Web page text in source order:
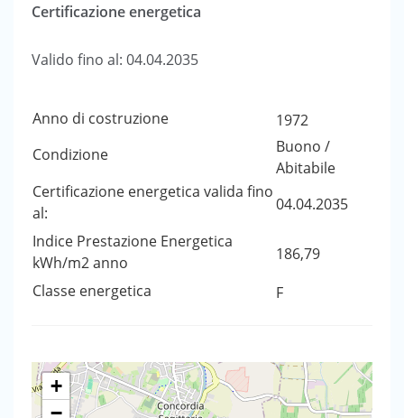
Certificazione energetica
Valido fino al: 04.04.2035
Anno di costruzione
1972
Condizione
Buono /
Abitabile
Certificazione energetica valida fino
al:
04.04.2035
Indice Prestazione Energetica
kWh/m2 anno
186,79
Classe energetica
F
+
−